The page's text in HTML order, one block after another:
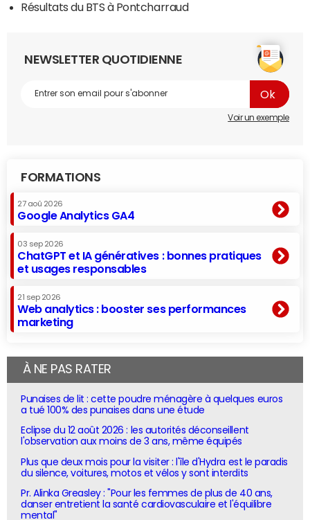
Résultats du BTS à Pontcharraud
NEWSLETTER QUOTIDIENNE
Voir un exemple
FORMATIONS
27 aoû 2026
Google Analytics GA4
03 sep 2026
ChatGPT et IA génératives : bonnes pratiques
et usages responsables
21 sep 2026
Web analytics : booster ses performances
marketing
À NE PAS RATER
Punaises de lit : cette poudre ménagère à quelques euros
a tué 100% des punaises dans une étude
Eclipse du 12 août 2026 : les autorités déconseillent
l'observation aux moins de 3 ans, même équipés
Plus que deux mois pour la visiter : l'île d'Hydra est le paradis
du silence, voitures, motos et vélos y sont interdits
Pr. Alinka Greasley : "Pour les femmes de plus de 40 ans,
danser entretient la santé cardiovasculaire et l'équilibre
mental"